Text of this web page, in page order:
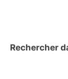
Rechercher